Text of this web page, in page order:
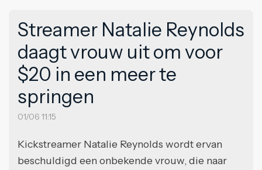
Streamer Natalie Reynolds
daagt vrouw uit om voor
$20 in een meer te
springen
01/06 11:15
Kickstreamer Natalie Reynolds wordt ervan
beschuldigd een onbekende vrouw, die naar